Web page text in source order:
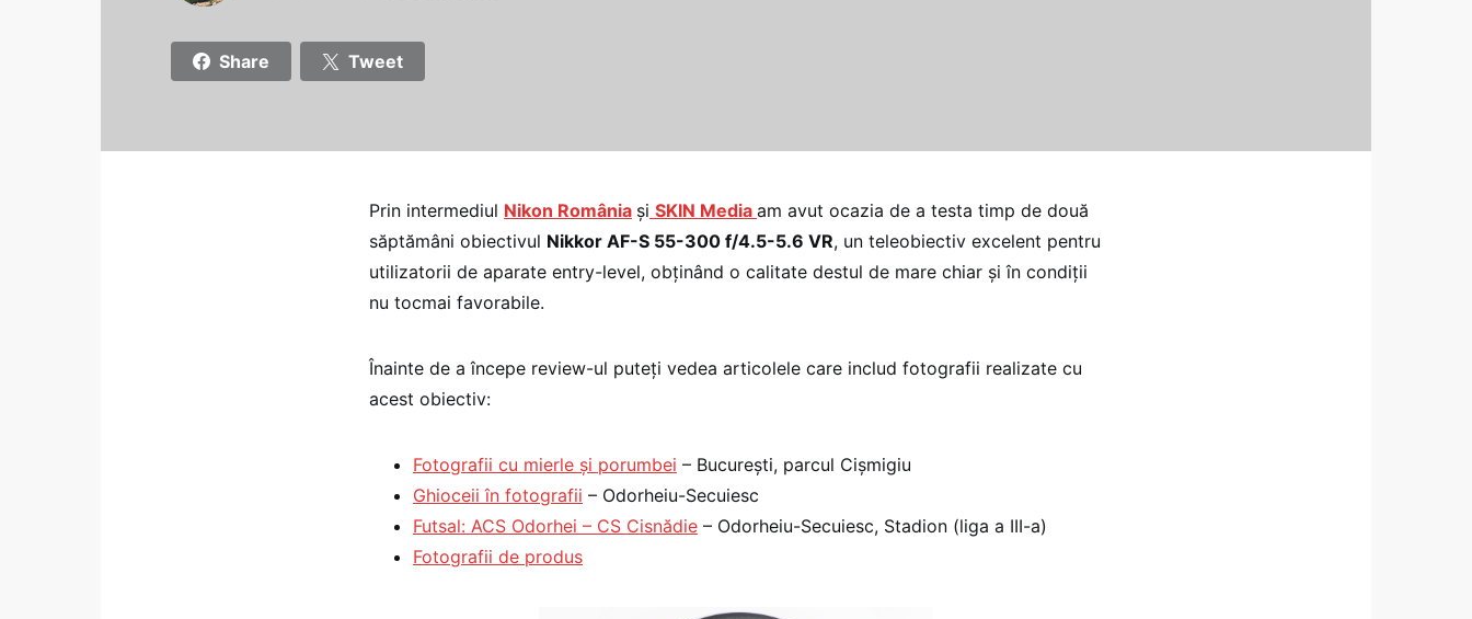
Share Tweet
Prin intermediul Nikon România şi SKIN Media am avut ocazia de a testa timp de două
săptămâni obiectivul Nikkor AF-S 55-300 f/4.5-5.6 VR, un teleobiectiv excelent pentru
utilizatorii de aparate entry-level, obţinând o calitate destul de mare chiar şi în condiţii
nu tocmai favorabile.
Înainte de a începe review-ul puteţi vedea articolele care includ fotografii realizate cu
acest obiectiv:
Fotografii cu mierle şi porumbei – Bucureşti, parcul Cişmigiu
Ghioceii în fotografii – Odorheiu-Secuiesc
Futsal: ACS Odorhei – CS Cisnădie – Odorheiu-Secuiesc, Stadion (liga a III-a)
Fotografii de produs